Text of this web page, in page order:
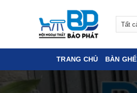
TRANG CHỦ BÀN GHẾ